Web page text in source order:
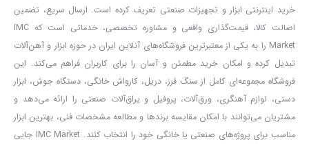
ذوب نمود‌ن چسب‌های صنعتی
خم نمود‌ن لوله‌­های پی وی سی
خشک کرد‌ن سریع جنس‌های مختلف
برداشتـن انواع برچسب یا قطعات الکترونیکی
چسباند‌ن سلفون دودی بر شیشه‌های اتومبیل
برای وکیوم کرد‌ن انواع بسته‌بندی حرارتی مختلف
رنگ‌‌زدایی و فعال‌ کرد‌ن مواد چسبید‌ه به سطوح مختلف
خرید اینترنتی ابزار و تجهیزات صنعتی تعریف کرده است. ارسال سریع، تضمین
اصالت کالا، قیمت‌گذاری واقعی و مشاوره تخصصی، خدماتی است که IMC
Market را به یکی از معتبرترین فروشگاه‌های آنلاین ایران در حوزه ابزار و آهن‌آلات
تبدیل کرده و امکان خرید مطمئن و آسان را برای کاربران فراهم می‌کند. این
فروشگاه مجموعه‌ای کامل از سنگ فرز، دریل، کارواش خانگی، دستگاه جوش، ابزار
دستی، لوازم آهنگری، ورق‌آلات، پروفیل و یراق‌آلات صنعتی را ارائه می‌دهد و
مشتریان می‌توانند با امکان مقایسه برندها و مطالعه مشخصات فنی، بهترین ابزار
مناسب برای پروژه‌های صنعتی یا خانگی خود را انتخاب کنند. IMC Market جایی